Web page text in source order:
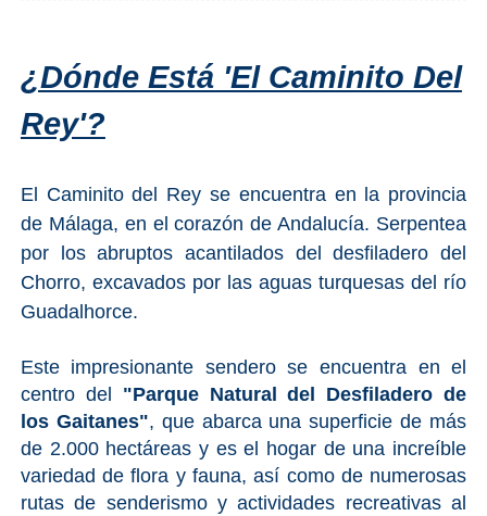
Top 10
Top Gratis
MEJORES
SITIOS
Cuevas de Nerja
Caminito del Rey
¿Dónde Está 'el Caminito Del
Rey'?
El Caminito del Rey se encuentra en la provincia
de Málaga, en el corazón de Andalucía. Serpentea
por los abruptos acantilados del desfiladero del
Chorro, excavados por las aguas turquesas del río
Guadalhorce.
Este impresionante sendero se encuentra en el
centro del "Parque Natural del Desfiladero de
los Gaitanes", que abarca una superficie de más
de 2.000 hectáreas y es el hogar de una increíble
variedad de flora y fauna, así como de numerosas
rutas de senderismo y actividades recreativas al